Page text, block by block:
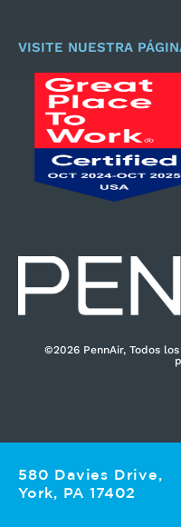
o
VISITE NUESTRA
©2026 PennAir, Todos
580 Davies Drive,
York, PA 17402